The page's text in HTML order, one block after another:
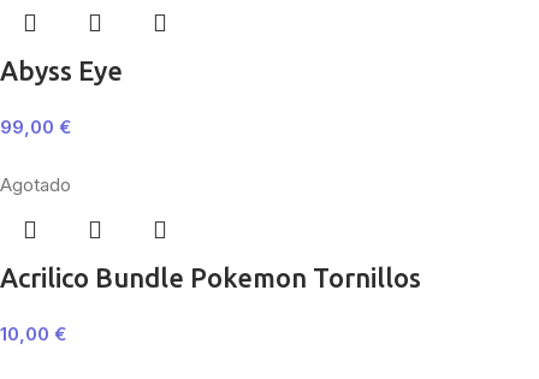
Abyss Eye
99,00 €
Agotado
Acrilico Bundle Pokemon Tornillos
10,00 €